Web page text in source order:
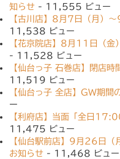
知らせ - 11,555 ビュー
【古川店】8月7日（月）
11,538 ビュー
【花京院店】8月11日（
- 11,528 ビュー
【仙台っ子 石巻店】閉店
11,519 ビュー
【仙台っ子 全店】GW期間
ー
【利府店】当面「全日
11,475 ビュー
【仙台駅前店】9月26日
お知らせ - 11,468 ビュー